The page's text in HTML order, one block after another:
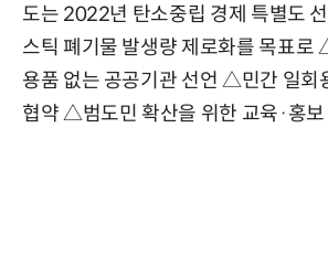
도는 2022년 탄소중립 경제 특별도
스틱 폐기물 발생량 제로화를 목표로
용품 없는 공공기관 선언 △민간 일회
협약 △범도민 확산을 위한 교육·홍보